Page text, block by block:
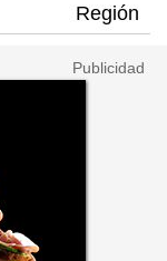
Región